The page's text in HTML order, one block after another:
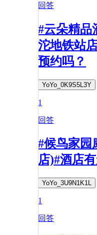
回答
#云朵精品
沱地铁站
预约吗？
YoYo_0K9S5L3Y
1
回答
#候鸟家园
店)#酒店
YoYo_3U9N1K1L
1
回答